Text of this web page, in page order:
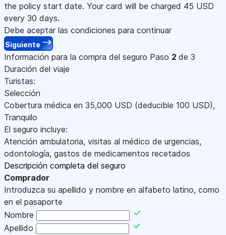
the policy start date. Your card will be charged 45 USD
every 30 days.
Debe aceptar las condiciones para continuar
Siguiente
Información para la compra del seguro Paso 2 de 3
Duración del viaje
Turistas:
Selección
Cobertura médica en 35,000 USD (deducible 100 USD),
Tranquilo
El seguro incluye:
Atención ambulatoria, visitas al médico de urgencias,
odontología, gastos de medicamentos recetados
Descripción completa del seguro
Comprador
Introduzca su apellido y nombre en alfabeto latino, como
en el pasaporte
Nombre
Apellido